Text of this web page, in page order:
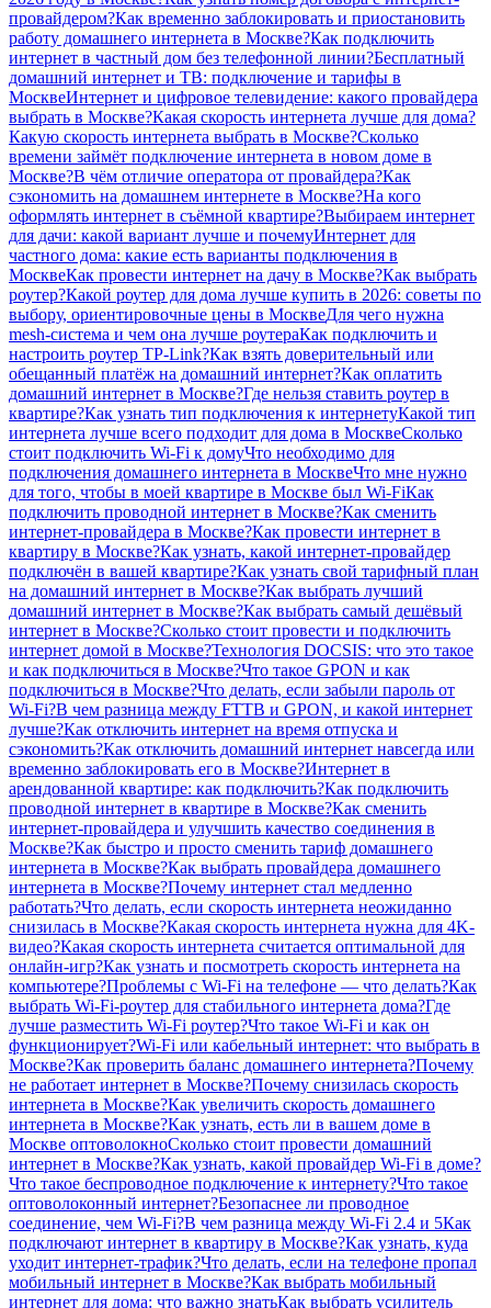
провайдером?Как временно заблокировать и приостановить
работу домашнего интернета в Москве?Как подключить
интернет в частный дом без телефонной линии?Бесплатный
домашний интернет и ТВ: подключение и тарифы в
МосквеИнтернет и цифровое телевидение: какого провайдера
выбрать в Москве?Какая скорость интернета лучше для дома?
Какую скорость интернета выбрать в Москве?Сколько
времени займёт подключение интернета в новом доме в
Москве?В чём отличие оператора от провайдера?Как
сэкономить на домашнем интернете в Москве?На кого
оформлять интернет в съёмной квартире?Выбираем интернет
для дачи: какой вариант лучше и почемуИнтернет для
частного дома: какие есть варианты подключения в
МосквеКак провести интернет на дачу в Москве?Как выбрать
роутер?Какой роутер для дома лучше купить в 2026: советы по
выбору, ориентировочные цены в МосквеДля чего нужна
mesh-система и чем она лучше роутераКак подключить и
настроить роутер TP-Link?Как взять доверительный или
обещанный платёж на домашний интернет?Как оплатить
домашний интернет в Москве?Где нельзя ставить роутер в
квартире?Как узнать тип подключения к интернетуКакой тип
интернета лучше всего подходит для дома в МосквеСколько
стоит подключить Wi-Fi к домуЧто необходимо для
подключения домашнего интернета в МосквеЧто мне нужно
для того, чтобы в моей квартире в Москве был Wi-FiКак
подключить проводной интернет в Москве?Как сменить
интернет-провайдера в Москве?Как провести интернет в
квартиру в Москве?Как узнать, какой интернет-провайдер
подключён в вашей квартире?Как узнать свой тарифный план
на домашний интернет в Москве?Как выбрать лучший
домашний интернет в Москве?Как выбрать самый дешёвый
интернет в Москве?Сколько стоит провести и подключить
интернет домой в Москве?Технология DOCSIS: что это такое
и как подключиться в Москве?Что такое GPON и как
подключиться в Москве?Что делать, если забыли пароль от
Wi-Fi?В чем разница между FTTB и GPON, и какой интернет
лучше?Как отключить интернет на время отпуска и
сэкономить?Как отключить домашний интернет навсегда или
временно заблокировать его в Москве?Интернет в
арендованной квартире: как подключить?Как подключить
проводной интернет в квартире в Москве?Как сменить
интернет-провайдера и улучшить качество соединения в
Москве?Как быстро и просто сменить тариф домашнего
интернета в Москве?Как выбрать провайдера домашнего
интернета в Москве?Почему интернет стал медленно
работать?Что делать, если скорость интернета неожиданно
снизилась в Москве?Какая скорость интернета нужна для 4K-
видео?Какая скорость интернета считается оптимальной для
онлайн-игр?Как узнать и посмотреть скорость интернета на
компьютере?Проблемы с Wi-Fi на телефоне — что делать?Как
выбрать Wi-Fi-роутер для стабильного интернета дома?Где
лучше разместить Wi-Fi роутер?Что такое Wi-Fi и как он
функционирует?Wi-Fi или кабельный интернет: что выбрать в
Москве?Как проверить баланс домашнего интернета?Почему
не работает интернет в Москве?Почему снизилась скорость
интернета в Москве?Как увеличить скорость домашнего
интернета в Москве?Как узнать, есть ли в вашем доме в
Москве оптоволокноСколько стоит провести домашний
интернет в Москве?Как узнать, какой провайдер Wi-Fi в доме?
Что такое беспроводное подключение к интернету?Что такое
оптоволоконный интернет?Безопаснее ли проводное
соединение, чем Wi-Fi?В чем разница между Wi-Fi 2.4 и 5Как
подключают интернет в квартиру в Москве?Как узнать, куда
уходит интернет-трафик?Что делать, если на телефоне пропал
мобильный интернет в Москве?Как выбрать мобильный
интернет для дома: что важно знатьКак выбрать усилитель